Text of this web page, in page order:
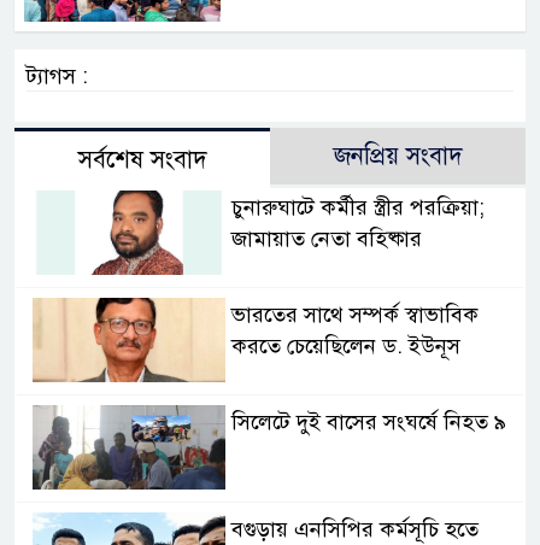
ট্যাগস :
সর্বশেষ সংবাদ জনপ্রিয় সংবাদ
চুনারুঘাটে কর্মীর স্ত্রীর পরক্রিয়া;
জামায়াত নেতা বহিষ্কার
ভারতের সাথে সম্পর্ক স্বাভাবিক
করতে চেয়েছিলেন ড. ইউনূস
সিলেটে দুই বাসের সংঘর্ষে নিহত ৯
বগুড়ায় এনসিপির কর্মসূচি হতে